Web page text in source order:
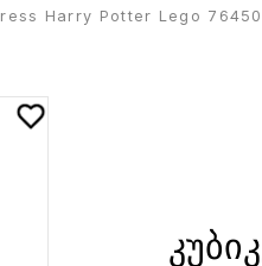
Harry Potter Lego 76450